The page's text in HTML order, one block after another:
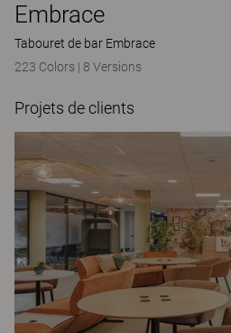
Embrace
Tabouret de bar Embrace
223 Colors | 8 Versions
Projets de clients